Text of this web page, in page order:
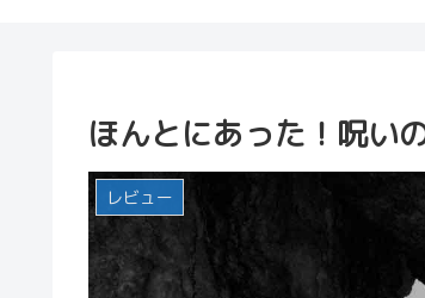
ほんとにあった！呪い
レビュー